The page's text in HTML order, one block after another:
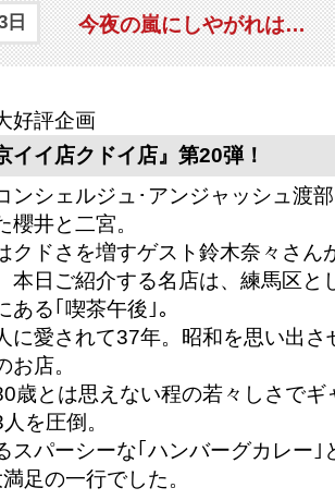
日 今夜の嵐にしやがれは…
好評企画
イイ店クドイ店』第20弾！
ンシェルジュ･アンジャッシュ渡
櫻井と二宮。
クドさを増すゲスト鈴木奈々さん
本日ご紹介する名店は、練馬区と
ある｢喫茶午後｣。
に愛されて37年。昭和を思い出さ
お店。
歳とは思えない程の若々しさでギ
を圧倒。
スパーシーな｢ハンバーグカレー｣
足の一行でした。